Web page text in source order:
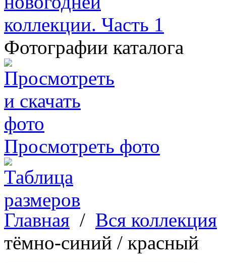
Фотографии каталога
Просмотреть фото
Главная / Вся коллекция
тёмно-синий / красный